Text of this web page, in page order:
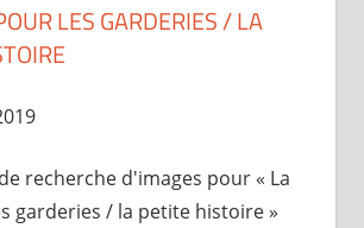
LES GARDERIES / LA